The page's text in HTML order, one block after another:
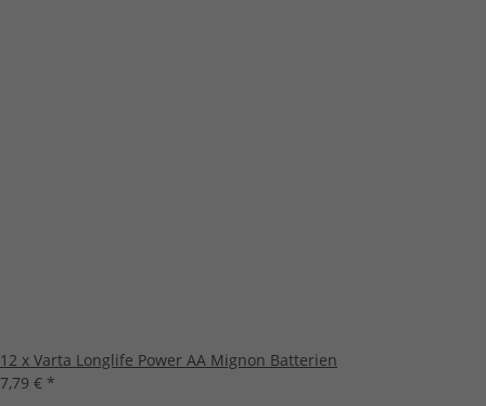
12 x Varta Longlife Power AA Mignon Batterien
7,79 € *